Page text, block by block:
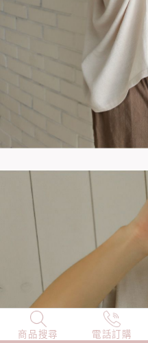
商品搜尋 電話訂購
NEW 店長精選